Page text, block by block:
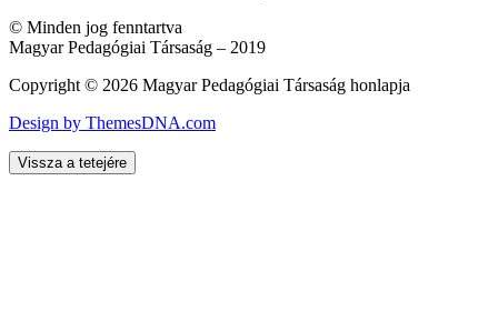
© Minden jog fenntartva
Magyar Pedagógiai Társaság – 2019
Copyright © 2026 Magyar Pedagógiai Társaság honlapja
Design by ThemesDNA.com
Vissza a tetejére